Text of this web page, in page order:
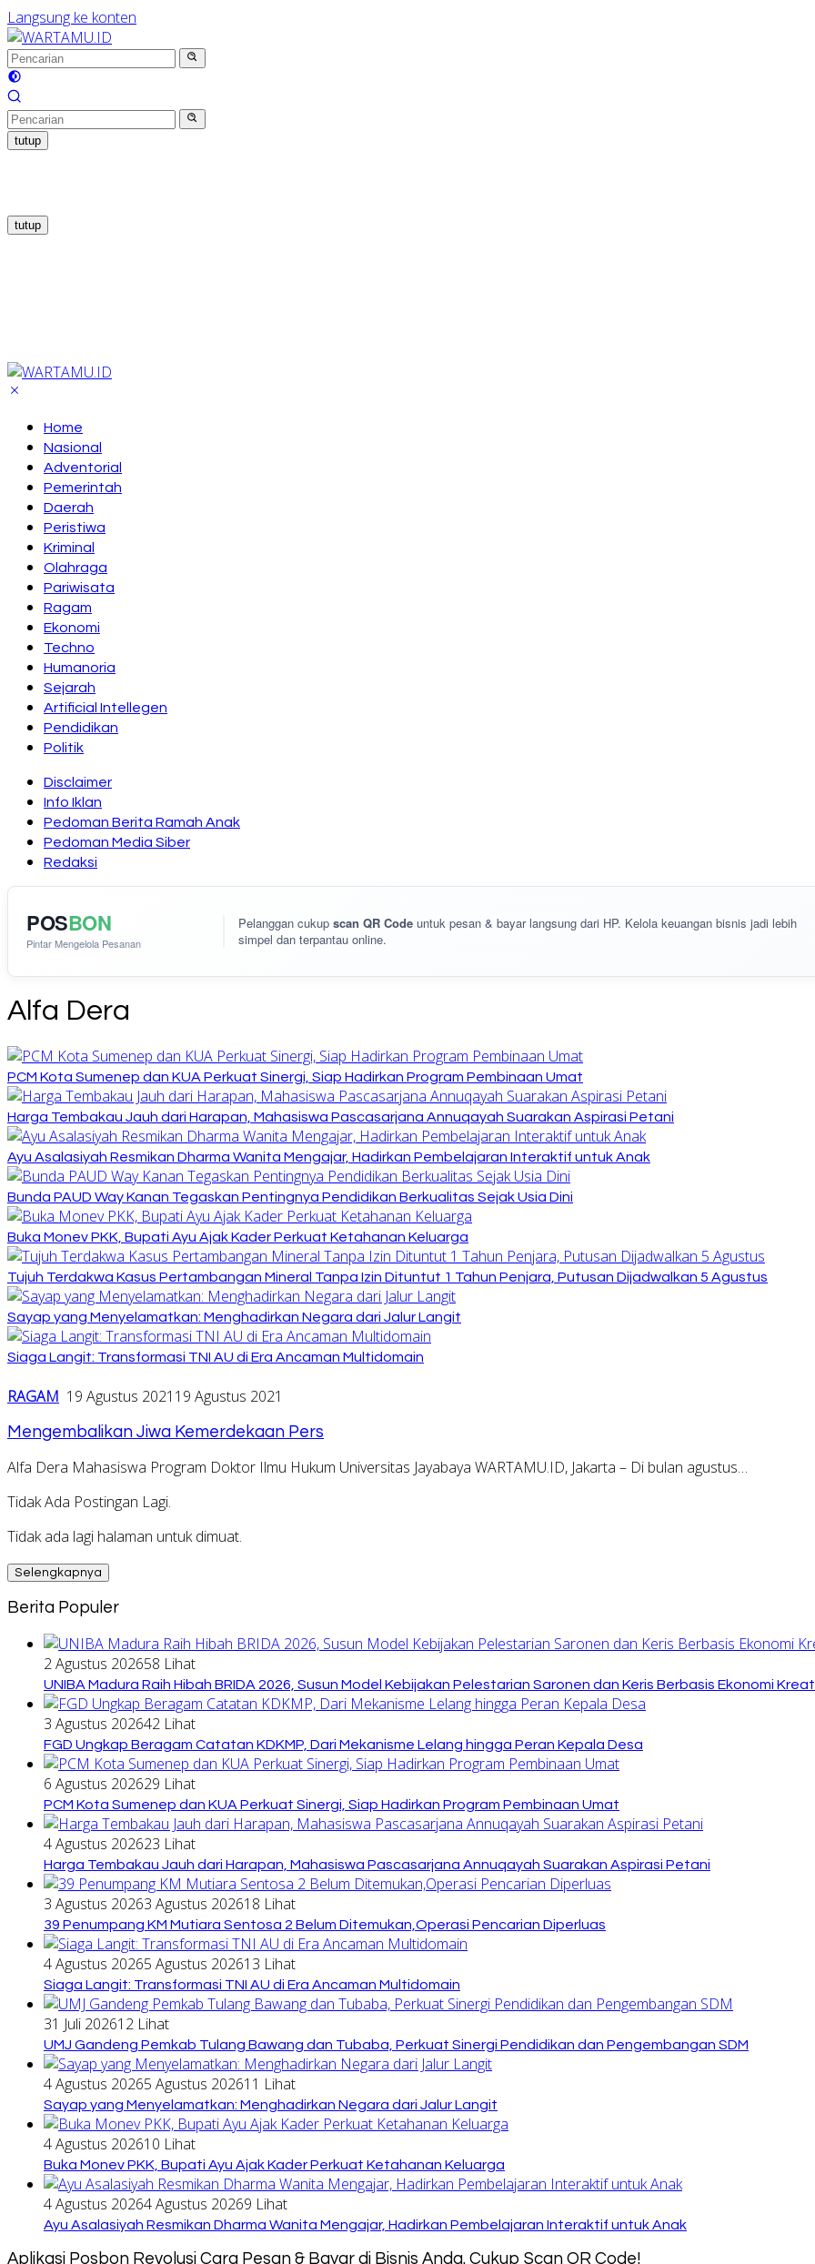
Langsung ke konten
tutup
tutup
Home
Nasional
Adventorial
Pemerintah
Daerah
Peristiwa
Kriminal
Olahraga
Pariwisata
Ragam
Ekonomi
Techno
Humanoria
Sejarah
Artificial Intellegen
Pendidikan
Politik
Disclaimer
Info Iklan
Pedoman Berita Ramah Anak
Pedoman Media Siber
Redaksi
POSBON
Pintar Mengelola Pesanan
Pelanggan cukup scan QR Code untuk pesan & bayar langsung dari HP. Kelola keuangan bisnis jadi lebih
simpel dan terpantau online.
Alfa Dera
PCM Kota Sumenep dan KUA Perkuat Sinergi, Siap Hadirkan Program Pembinaan Umat
Harga Tembakau Jauh dari Harapan, Mahasiswa Pascasarjana Annuqayah Suarakan Aspirasi Petani
Ayu Asalasiyah Resmikan Dharma Wanita Mengajar, Hadirkan Pembelajaran Interaktif untuk Anak
Bunda PAUD Way Kanan Tegaskan Pentingnya Pendidikan Berkualitas Sejak Usia Dini
Buka Monev PKK, Bupati Ayu Ajak Kader Perkuat Ketahanan Keluarga
Tujuh Terdakwa Kasus Pertambangan Mineral Tanpa Izin Dituntut 1 Tahun Penjara, Putusan Dijadwalkan 5 Agustus
Sayap yang Menyelamatkan: Menghadirkan Negara dari Jalur Langit
Siaga Langit: Transformasi TNI AU di Era Ancaman Multidomain
RAGAM 19 Agustus 2021 19 Agustus 2021
Mengembalikan Jiwa Kemerdekaan Pers
Alfa Dera Mahasiswa Program Doktor Ilmu Hukum Universitas Jayabaya WARTAMU.ID, Jakarta – Di bulan agustus…
Tidak Ada Postingan Lagi.
Tidak ada lagi halaman untuk dimuat.
Selengkapnya
Berita Populer
2 Agustus 202658 Lihat
UNIBA Madura Raih Hibah BRIDA 2026, Susun Model Kebijakan Pelestarian Saronen dan Keris Berbasis Ekonomi
3 Agustus 202642 Lihat
FGD Ungkap Beragam Catatan KDKMP, Dari Mekanisme Lelang hingga Peran Kepala Desa
6 Agustus 202629 Lihat
PCM Kota Sumenep dan KUA Perkuat Sinergi, Siap Hadirkan Program Pembinaan Umat
4 Agustus 202623 Lihat
Harga Tembakau Jauh dari Harapan, Mahasiswa Pascasarjana Annuqayah Suarakan Aspirasi Petani
3 Agustus 20263 Agustus 202618 Lihat
39 Penumpang KM Mutiara Sentosa 2 Belum Ditemukan,Operasi Pencarian Diperluas
4 Agustus 20265 Agustus 202613 Lihat
Siaga Langit: Transformasi TNI AU di Era Ancaman Multidomain
31 Juli 202612 Lihat
UMJ Gandeng Pemkab Tulang Bawang dan Tubaba, Perkuat Sinergi Pendidikan dan Pengembangan SDM
4 Agustus 20265 Agustus 202611 Lihat
Sayap yang Menyelamatkan: Menghadirkan Negara dari Jalur Langit
4 Agustus 202610 Lihat
Buka Monev PKK, Bupati Ayu Ajak Kader Perkuat Ketahanan Keluarga
4 Agustus 20264 Agustus 20269 Lihat
Ayu Asalasiyah Resmikan Dharma Wanita Mengajar, Hadirkan Pembelajaran Interaktif untuk Anak
Aplikasi Posbon Revolusi Cara Pesan & Bayar di Bisnis Anda. Cukup Scan QR Code!